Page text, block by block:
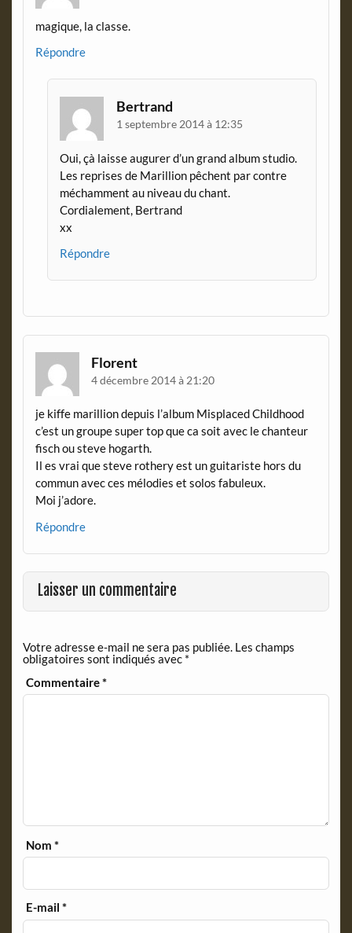
magique, la classe.
Répondre
Bertrand
1 septembre 2014 à 12:35
Oui, çà laisse augurer d’un grand album studio.
Les reprises de Marillion pêchent par contre
méchamment au niveau du chant.
Cordialement, Bertrand
xx
Répondre
Florent
4 décembre 2014 à 21:20
je kiffe marillion depuis l’album Misplaced Childhood
c’est un groupe super top que ca soit avec le chanteur
fisch ou steve hogarth.
Il es vrai que steve rothery est un guitariste hors du
commun avec ces mélodies et solos fabuleux.
Moi j’adore.
Répondre
Laisser un commentaire
Votre adresse e-mail ne sera pas publiée. Les champs
obligatoires sont indiqués avec *
Commentaire*
Nom*
E-mail*